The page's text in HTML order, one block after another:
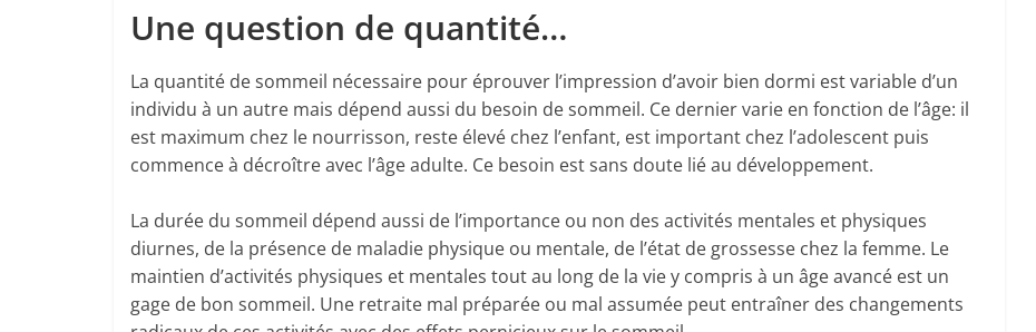
Une question de quantité…
La quantité de sommeil nécessaire pour éprouver l’impression d’avoir bien dormi est variable d’un
individu à un autre mais dépend aussi du besoin de sommeil. Ce dernier varie en fonction de l’âge: il
est maximum chez le nourrisson, reste élevé chez l’enfant, est important chez l’adolescent puis
commence à décroître avec l’âge adulte. Ce besoin est sans doute lié au développement.
La durée du sommeil dépend aussi de l’importance ou non des activités mentales et physiques
diurnes, de la présence de maladie physique ou mentale, de l’état de grossesse chez la femme. Le
maintien d’activités physiques et mentales tout au long de la vie y compris à un âge avancé est un
gage de bon sommeil. Une retraite mal préparée ou mal assumée peut entraîner des changements